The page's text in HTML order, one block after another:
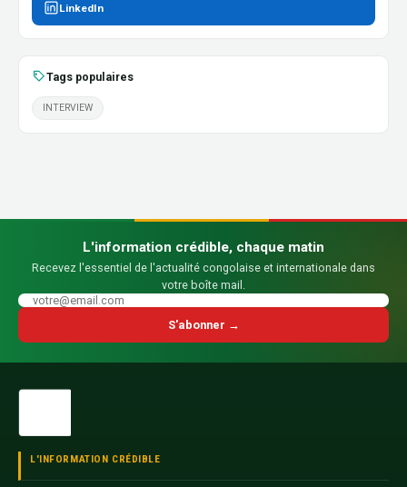
LinkedIn
Tags populaires
INTERVIEW
L'information crédible, chaque matin
Recevez l'essentiel de l'actualité congolaise et internationale dans
votre boîte mail.
S'abonner →
L'INFORMATION CRÉDIBLE